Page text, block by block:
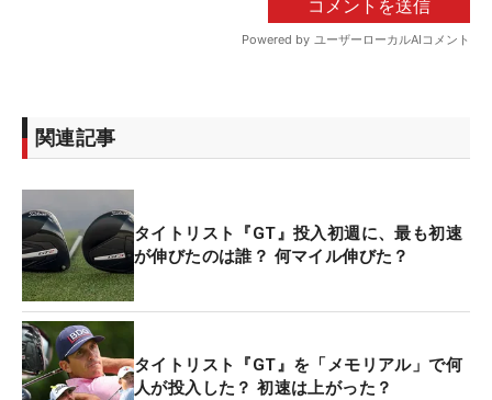
関連記事
タイトリスト『GT』投入初週に、最も初速
が伸びたのは誰？ 何マイル伸びた？
タイトリスト『GT』を「メモリアル」で何
人が投入した？ 初速は上がった？